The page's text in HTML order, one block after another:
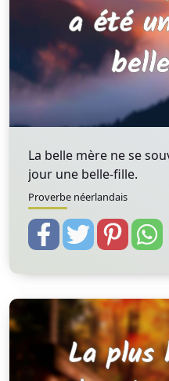
La belle mère ne se
jour une belle-fille.
Proverbe néerlandais